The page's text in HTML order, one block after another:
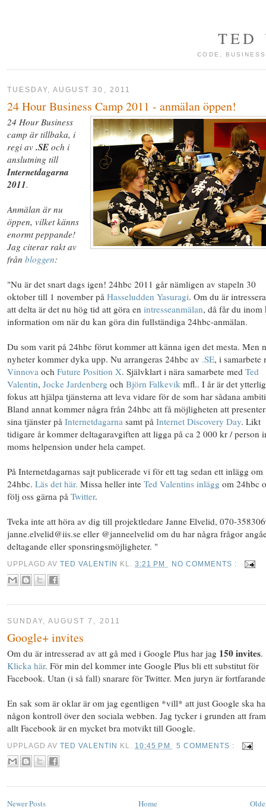
TED
CODE,
TUESDAY, AUGUST 30, 2011
24 Hour Business Camp 2011 - anmälan öppen!
24 Hour Business
camp är tillbaka, i
regi av .SE och i
anslutning till
Internetdagarna
2011.
Anmälan är nu
öppen, vilket känns
enormt peppande!
Jag citerar rakt av
från bloggen:
"Nu är det snart dags igen! 24hbc 2011 går nämligen av stapeln 30
oktober till 1 november på Hasseludden Yasuragi. Om du är
att delta är det nu hög tid att göra en intresseanmälan, då får du inom
information om när du kan göra din fullständiga 24hbc-anmälan.
Du som varit på 24hbc förut kommer att känna igen det mesta. Men
nyheter kommer dyka upp. Nu arrangeras 24hbc av .SE, i samarbete
Vinnova och Future Position X. Självklart i nära samarbete med Ted
Valentin, Jocke Jardenberg och Björn Falkevik mfl.. I år är det
fokus att hjälpa tjänsterna att leva vidare för de som har sådana
Bland annat kommer några från 24hbc att få möjligheten att
sina tjänster på Internetdagarna samt på Internet Discovery Day. Likt
tidigare år kommer deltagaravgiften att ligga på ca 2 000 kr / person
moms helpension under hela campet.
På Internetdagarnas sajt publicerade vi för ett tag sedan ett inlägg om
24hbc. Läs det här. Missa heller inte Ted Valentins inlägg om 24hbc
följ oss gärna på Twitter.
Tveka inte att höra av dig till projektledare Janne Elvelid, 070-
janne.elvelid@iis.se eller @janneelvelid om du har några frågor
deltagande eller sponsringsmöjligheter. "
UPPLAGD AVTED VALENTIN KL.3:21 PM NO COMMENTS :
SUNDAY, AUGUST 7, 2011
Google+ invites
Om du är intresserad av att gå med i Google Plus har jag 150 invites.
Klicka här. För min del kommer inte Google Plus bli ett substitut för
Facebook. Utan (i så fall) snarare för Twitter. Men juryn är
En sak som är oklar är om jag egentligen *vill* att just Google ska ha
någon kontroll över den sociala webben. Jag tycker i grunden att
allt Facebook är en mycket bra motvikt till Google.
UPPLAGD AVTED VALENTIN KL. 10:45 PM 5 COMMENTS :
Newer Posts Home